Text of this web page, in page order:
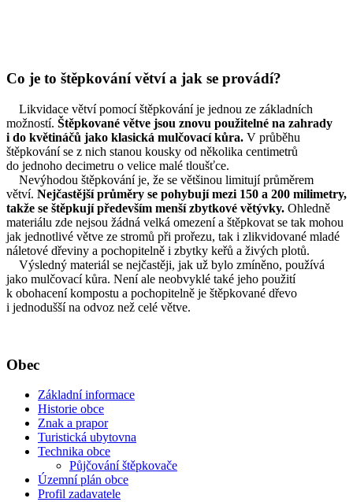
Co je to štěpkování větví a jak se provádí?
Likvidace větví pomocí štěpkování je jednou ze základních
možností. Štěpkované větve jsou znovu použitelné na zahrady
i do květináčů jako klasická mulčovací kůra. V průběhu
štěpkování se z nich stanou kousky od několika centimetrů
do jednoho decimetru o velice malé tloušťce.
Nevýhodou štěpkování je, že se většinou limitují průměrem
větví. Nejčastější průměry se pohybují mezi 150 a 200 milimetry,
takže se štěpkují především menší zbytkové větývky. Ohledně
materiálu zde nejsou žádná velká omezení a štěpkovat se tak mohou
jak jednotlivé větve ze stromů při prořezu, tak i zlikvidované mladé
náletové dřeviny a pochopitelně i zbytky keřů a živých plotů.
Výsledný materiál se nejčastěji, jak už bylo zmíněno, používá
jako mulčovací kůra. Není ale neobvyklé také jeho použití
k obohacení kompostu a pochopitelně je štěpkované dřevo
i jednodušší na odvoz než celé větve.
Obec
Základní informace
Historie obce
Znak a prapor
Turistická ubytovna
Technika obce
Půjčování štěpkovače
Územní plán obce
Profil zadavatele